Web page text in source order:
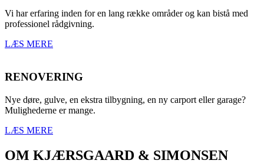
Vi har erfaring inden for en lang række områder og kan bistå med
professionel rådgivning.
LÆS MERE
RENOVERING
Nye døre, gulve, en ekstra tilbygning, en ny carport eller garage?
Mulighederne er mange.
LÆS MERE
OM KJÆRSGAARD & SIMONSEN